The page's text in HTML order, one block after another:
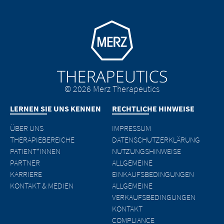
Go to homepage
© 2026 Merz Therapeutics
LERNEN SIE UNS KENNEN
ÜBER UNS
THERAPIEBEREICHE
PATIENT*INNEN
PARTNER
KARRIERE
KONTAKT & MEDIEN
RECHTLICHE HINWEISE
IMPRESSUM
DATENSCHUTZERKLÄRUNG
NUTZUNGSHINWEISE
ALLGEMEINE
EINKAUFSBEDINGUNGEN
ALLGEMEINE
VERKAUFSBEDINGUNGEN
KONTAKT
COMPLIANCE